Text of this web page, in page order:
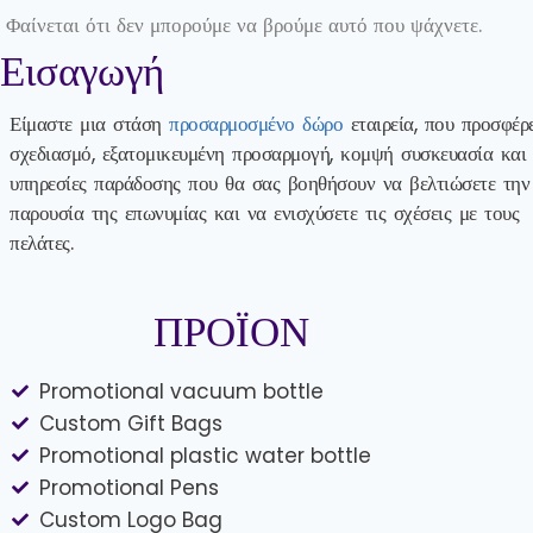
Φαίνεται ότι δεν μπορούμε να βρούμε αυτό που ψάχνετε.
Εισαγωγή
Είμαστε μια στάση προσαρμοσμένο δώρο εταιρεία, που
σχεδιασμό, εξατομικευμένη προσαρμογή, κομψή συσκευασία και
υπηρεσίες παράδοσης που θα σας βοηθήσουν να βελτιώσετε την
παρουσία της επωνυμίας και να ενισχύσετε τις σχέσεις με τους
πελάτες.
ΠΡΟΪΟΝ
Promotional vacuum bottle
Custom Gift Bags
Promotional plastic water bottle
Promotional Pens
Custom Logo Bag